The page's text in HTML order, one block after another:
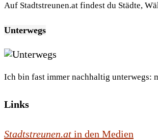
Auf Stadtstreunen.at findest du Städte,
Unterwegs
Ich bin fast immer nachhaltig unterwegs:
Links
Stadtstreunen.at in den Medien